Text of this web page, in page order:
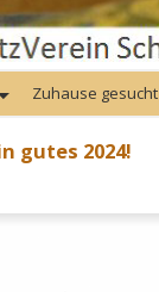
Zuhause gesucht
gutes 2024!